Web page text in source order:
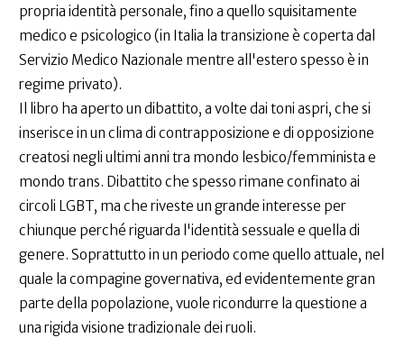
propria identità personale, fino a quello squisitamente
medico e psicologico (in Italia la transizione è coperta dal
Servizio Medico Nazionale mentre all'estero spesso è in
regime privato).
Il libro ha aperto un dibattito, a volte dai toni aspri, che si
inserisce in un clima di contrapposizione e di opposizione
creatosi negli ultimi anni tra mondo lesbico/femminista e
mondo trans. Dibattito che spesso rimane confinato ai
circoli LGBT, ma che riveste un grande interesse per
chiunque perché riguarda l'identità sessuale e quella di
genere. Soprattutto in un periodo come quello attuale, nel
quale la compagine governativa, ed evidentemente gran
parte della popolazione, vuole ricondurre la questione a
una rigida visione tradizionale dei ruoli.